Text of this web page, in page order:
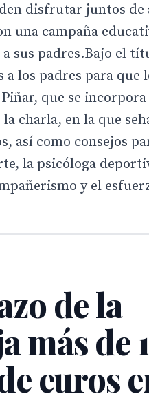
disfrutar juntos de
una campaña
sus padres.Bajo el
a los padres para
que se
charla, en la que
así como consejos
la psicóloga
y el
de la
más de
euros